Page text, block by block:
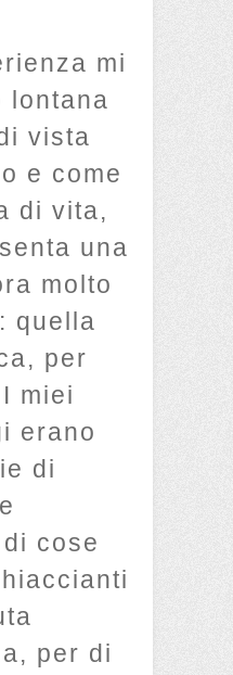
mi
lontana
vista
e come
di vita,
una
molto
quella
per
I miei
erano
di
cose
per di